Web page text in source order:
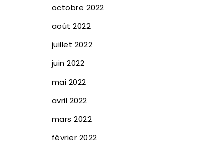
octobre 2022
août 2022
juillet 2022
juin 2022
mai 2022
avril 2022
mars 2022
février 2022